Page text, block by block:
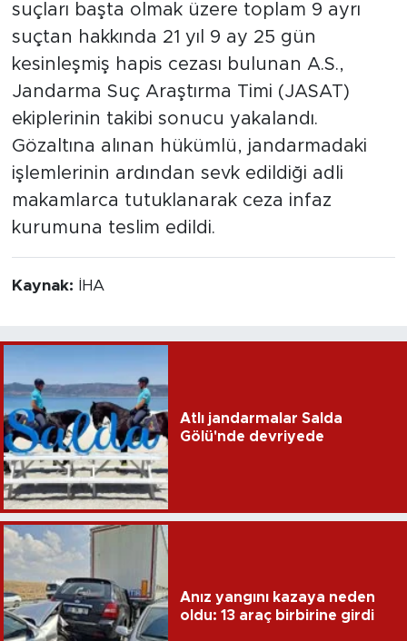
suçları başta olmak üzere toplam 9 ayrı
suçtan hakkında 21 yıl 9 ay 25 gün
kesinleşmiş hapis cezası bulunan A.S.,
Jandarma Suç Araştırma Timi (JASAT)
ekiplerinin takibi sonucu yakalandı.
Gözaltına alınan hükümlü, jandarmadaki
işlemlerinin ardından sevk edildiği adli
makamlarca tutuklanarak ceza infaz
kurumuna teslim edildi.
Kaynak: İHA
Atlı jandarmalar Salda
Gölü'nde devriyede
Anız yangını kazaya neden
oldu: 13 araç birbirine girdi